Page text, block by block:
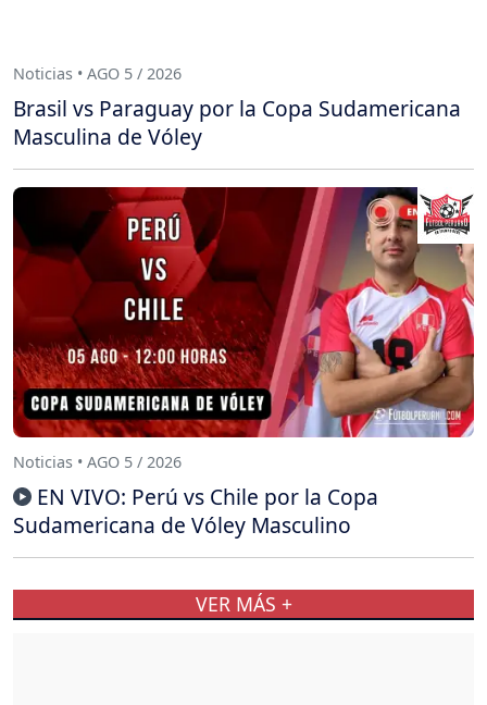
Noticias • AGO 5 / 2026
Brasil vs Paraguay por la Copa Sudamericana
Masculina de Vóley
Noticias • AGO 5 / 2026
EN VIVO: Perú vs Chile por la Copa
Sudamericana de Vóley Masculino
VER MÁS +